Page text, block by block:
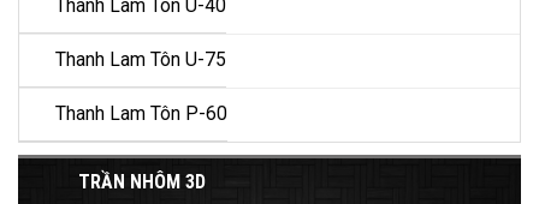
Thanh Lam Tôn U-40
Thanh Lam Tôn U-75
Thanh Lam Tôn P-60
TRẦN NHÔM 3D